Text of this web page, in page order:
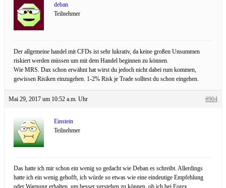
deban
Teilnehmer
Der allgemeine handel mit CFDs ist sehr lukrativ, da keine großen Unsummen
riskiert werden müssen um mit dem Handel beginnen zu können.
Wie MRS. Dax schon erwähnt hat wirst du jedoch nicht dabei rum kommen,
gewissen Risiken einzugehen. 1-2% Risk je Trade solltest du schon eingehen.
Mai 29, 2017 um 10:52 a.m. Uhr #904
Einstein
Teilnehmer
Das hatte ich mir schon ein wenig so gedacht wie Deban es schreibt. Allerdings
hatte ich ein wenig gehofft, ich würde so etwas wie eine eindeutige Empfehlung
oder Warnung erhalten, um besser verstehen zu können, ob ich bei Forex